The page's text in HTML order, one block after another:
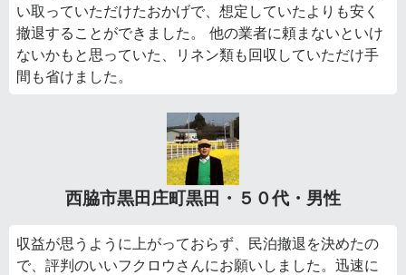
い取っていただけたおかげで、想定していたよりも安く
撤退することができました。 他の業者に頼まないといけ
ないかもと思っていた、リネン類も回収していただけ手
間も省けました。
西脇市黒田庄町黒田・５０代・男性
収益が思うように上がっておらず、民泊撤退を決めたの
で、評判のいいフクロウさんにお願いしました。迅速に